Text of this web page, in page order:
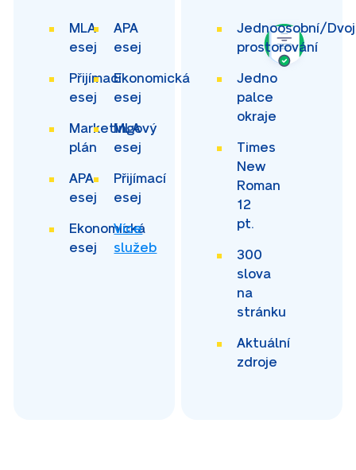
MLA
esej
APA
esej
Přijímací
esej
Ekonomická
esej
Marketingový
plán
MLA
esej
APA
esej
Přijímací
esej
Ekonomická
esej
Více
služeb
Jednoosobní/
prostorování
Jedno
palce
okraje
Times
New
Roman
12
pt.
300
slova
na
stránku
Aktuální
zdroje